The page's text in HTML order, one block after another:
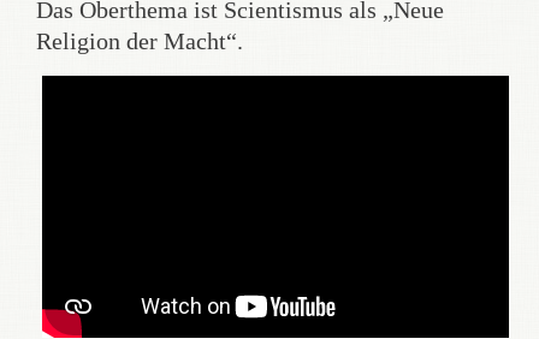
Das Oberthema ist Scientismus als „Neue
Religion der Macht“.